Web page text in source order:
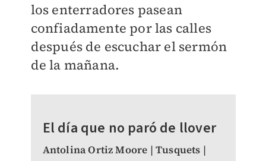
los enterradores pasean
confiadamente por las calles
después de escuchar el sermón
de la mañana.
El día que no paró de llover
Antolina Ortiz Moore | Tusquets |